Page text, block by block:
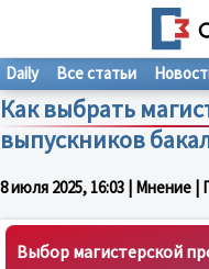
Как выбрать
выпускников
8 июля 2025, 16:03 | Мнение |
Daily Все статьи
Выбор магистерской